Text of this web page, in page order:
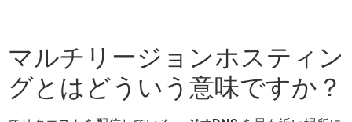
マルチリージョンホスティン
グとはどういう意味ですか？